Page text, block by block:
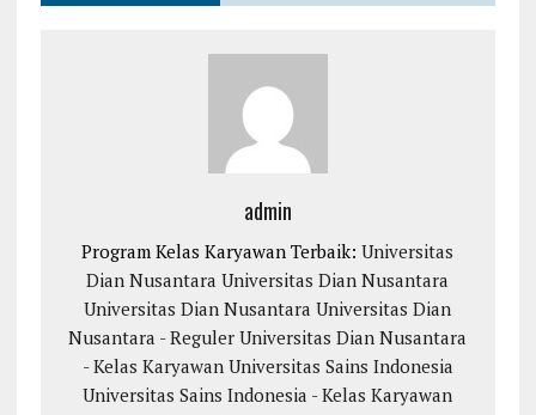
admin
Program Kelas Karyawan Terbaik:Universitas
Dian Nusantara Universitas Dian Nusantara
Universitas Dian Nusantara Universitas Dian
Nusantara - Reguler Universitas Dian Nusantara
- Kelas Karyawan Universitas Sains Indonesia
Universitas Sains Indonesia - Kelas Karyawan